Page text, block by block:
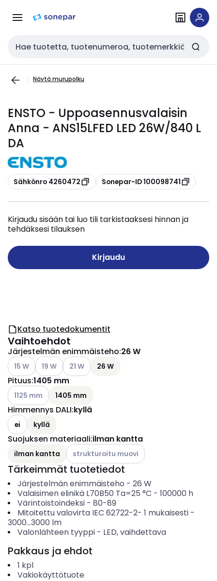
navigointiinsisältöön
Haku
Näytä murupolku
ENSTO - Uppoasennusvalaisin
Anna - ANS15LFED LED 26W/840 L
DA
Kopioi
Sähkönro 4260472 Kopioi
Sonepar-ID 100098741
Kirjaudu sisään tai luo tili tarkistaaksesi hinnan ja
tehdäksesi tilauksen
Kirjaudu
Katso tuotedokumentit
Vaihtoehdot
Järjestelmän enimmäisteho:26 W
Katso käytettävissä olevat vaihtoehdot
15 W Katso käytettävissä olevat vaihtoehdot
19 W Katso käytettävissä olevat vaihtoehdot
21 W 26 W
Pituus:1405 mm
Katso käytettävissä olevat vaihtoehdot
1125 mm 1405 mm
Himmennys DALI:kyllä
ei kyllä
Suojuksen materiaali:ilman kantta
ilman kantta Katso käytettävissä olevat vaihtoehdot
strukturoitu muovi
Tärkeimmät tuotetiedot
Järjestelmän enimmäisteho - 26 W
Valaisimen elinikä L70B50 Ta=25 °C - 100000 h
Värintoistoindeksi- 80-89
Mitoitettu valovirta IEC 62722-2- 1 mukaisesti-
3000...3000 lm
Valonlähteen tyyppi- LED, vaihdettava
Pakkaus ja ehdot
1 kpl
Vakiokäyttötuote